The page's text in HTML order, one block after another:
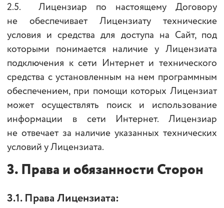
2.5. Лицензиар по настоящему Договору
не обеспечивает Лицензиату технические
условия и средства для доступа на Сайт, под
которыми понимается наличие у Лицензиата
подключения к сети Интернет и технического
средства с установленным на нем программным
обеспечением, при помощи которых Лицензиат
может осуществлять поиск и использование
информации в сети Интернет. Лицензиар
не отвечает за наличие указанных технических
условий у Лицензиата.
3. Права и обязанности Сторон
3.1. Права Лицензиата: